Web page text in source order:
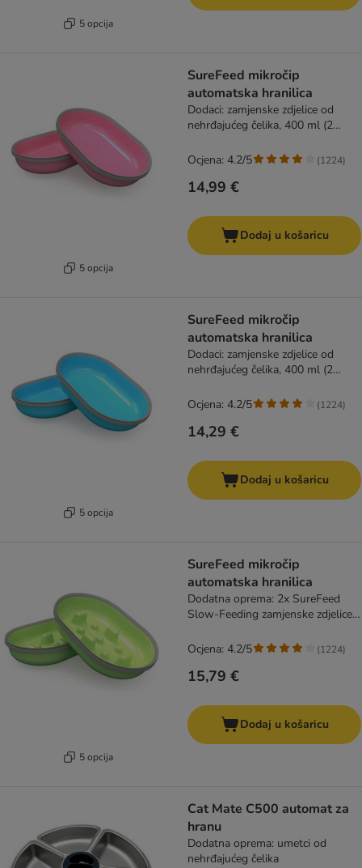
5 opcija
5 opcija
SureFeed mikročip
automatska hranilica
Dodaci: zamjenske zdjelice od
nehrđajućeg čelika, 400 ml (2
14,99 €
Ocjena: 4.2/5 (1224)
Dodaj u košaricu
5 opcija
SureFeed mikročip
automatska hranilica
Dodaci: zamjenske zdjelice od
nehrđajućeg čelika, 400 ml (2
14,29 €
Ocjena: 4.2/5 (1224)
Dodaj u košaricu
5 opcija
SureFeed mikročip
automatska hranilica
Dodatna oprema: 2x SureFeed
Slow-Feeding zamjenske zdjelice,
15,79 €
Ocjena: 4.2/5 (1224)
Dodaj u košaricu
Cat Mate C500 automat za
hranu
Dodatna oprema: umetci od
nehrđajućeg čelika